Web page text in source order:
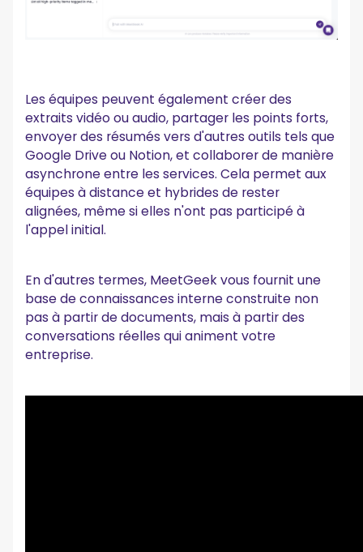
Les équipes peuvent également créer des
extraits vidéo ou audio, partager les points forts,
envoyer des résumés vers d'autres outils tels que
Google Drive ou Notion, et collaborer de manière
asynchrone entre les services. Cela permet aux
équipes à distance et hybrides de rester
alignées, même si elles n'ont pas participé à
l'appel initial.
En d'autres termes, MeetGeek vous fournit une
base de connaissances interne construite non
pas à partir de documents, mais à partir des
conversations réelles qui animent votre
entreprise.